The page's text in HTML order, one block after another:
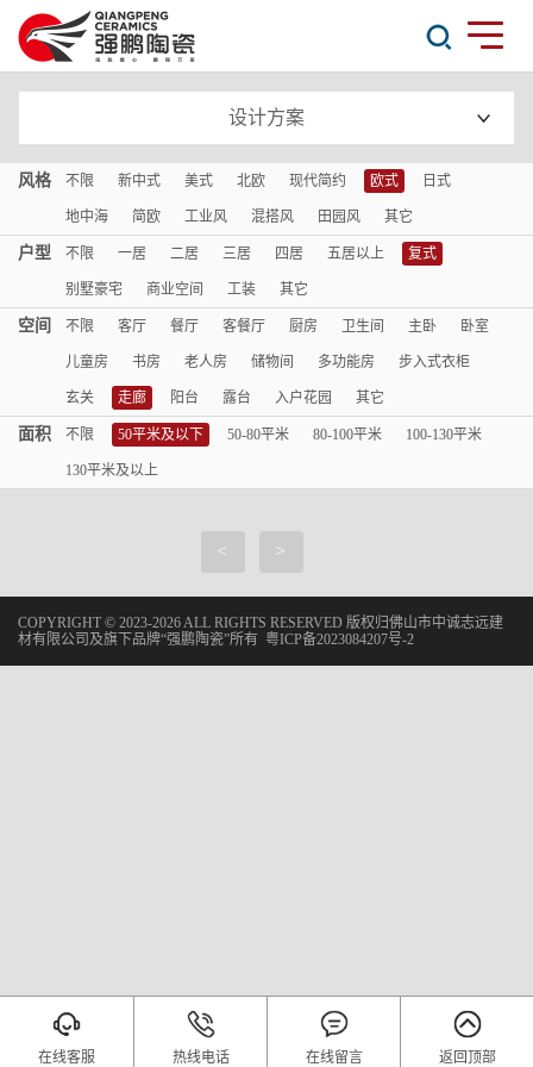
设计方案
风格 不限 新中式 美式 北欧 现代简约 欧式 日式
地中海 简欧 工业风 混搭风 田园风 其它
户型 不限 一居 二居 三居 四居 五居以上 复式
别墅豪宅 商业空间 工装 其它
空间 不限 客厅 餐厅 客餐厅 厨房 卫生间 主卧 卧室
儿童房 书房 老人房 储物间 多功能房 步入式衣柜
玄关 走廊 阳台 露台 入户花园 其它
面积 不限 50平米及以下 50-80平米 80-100平米 100-130平米
130平米及以上
< >
COPYRIGHT © 2023-2026 ALL RIGHTS RESERVED 版权归佛山市中诚志远建
材有限公司及旗下品牌“强鹏陶瓷”所有 粤ICP备2023084207号-2
在线客服 热线电话 在线留言 返回顶部